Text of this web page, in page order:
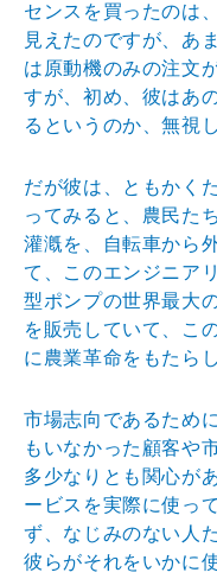
センスを買ったのは
見えたのですが、あ
は原動機のみの注文
すが、初め、彼はあ
るというのか、無視
だが彼は、ともかく
ってみると、農民た
灌漑を、
自転車から
て、このエン ジニア
型ポンプの世界最大
を販売していて、こ
に農業革命をもたら
市場志向であるため
もいなかった顧客や
多少なり とも関心が
ービスを実際に使っ
ず、なじみのない人
彼らがそれをいかに